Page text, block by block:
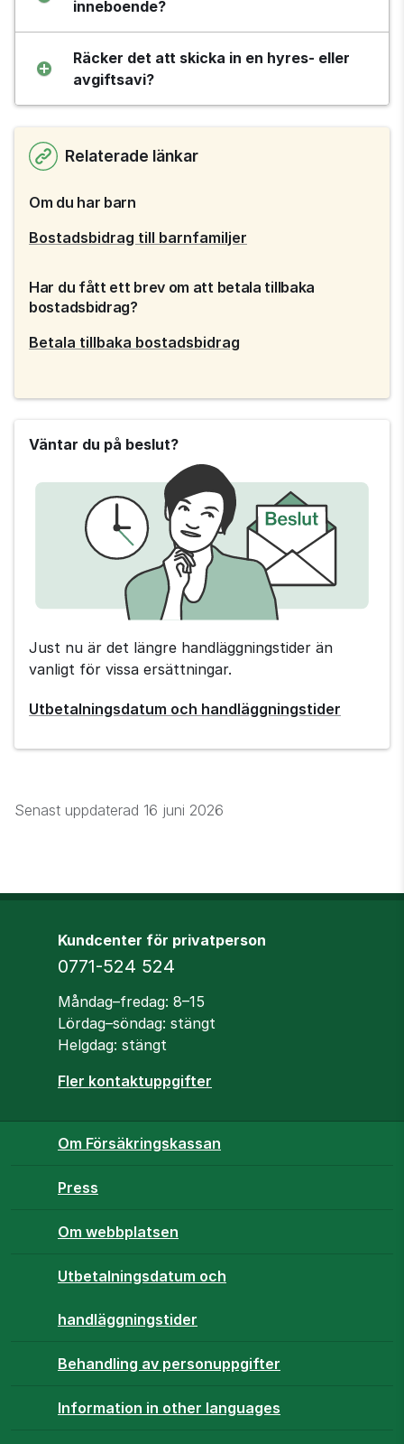
inneboende?
Räcker det att skicka in en hyres- eller
avgiftsavi?
Relaterade länkar
Om du har barn
Bostadsbidrag till barnfamiljer
Har du fått ett brev om att betala tillbaka
bostadsbidrag?
Betala tillbaka bostadsbidrag
Tips
Försäkringskassan
Väntar du på beslut?
Just nu är det längre handläggningstider än
vanligt för vissa ersättningar.
Utbetalningsdatum och handläggningstider
Senast uppdaterad 16 juni 2026
Kundcenter för privatperson
Telefon
0771-524 524
Öppettider
Måndag–fredag: 8–15
Lördag–söndag: stängt
Helgdag: stängt
Fler kontaktuppgifter
Om Försäkringskassan
Press
Om webbplatsen
Utbetalningsdatum och
handläggningstider
Behandling av personuppgifter
Information in other languages